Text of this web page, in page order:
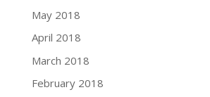
May 2018
April 2018
March 2018
February 2018